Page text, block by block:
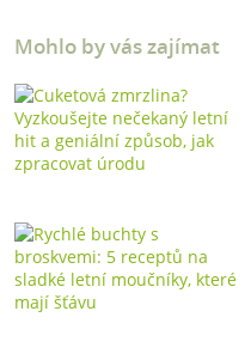
Mohlo by vás zajímat